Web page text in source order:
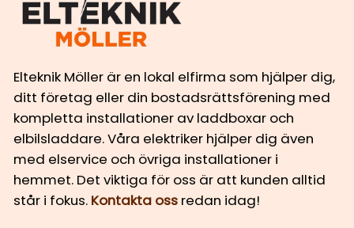
Elteknik Möller är en lokal elfirma som hjälper dig,
ditt företag eller din bostadsrättsförening med
kompletta installationer av laddboxar och
elbilsladdare. Våra elektriker hjälper dig även
med elservice och övriga installationer i
hemmet. Det viktiga för oss är att kunden alltid
står i fokus. Kontakta ossredan idag!